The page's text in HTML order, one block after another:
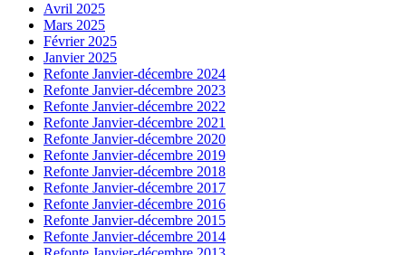
Avril 2025
Mars 2025
Février 2025
Janvier 2025
Refonte Janvier-décembre 2024
Refonte Janvier-décembre 2023
Refonte Janvier-décembre 2022
Refonte Janvier-décembre 2021
Refonte Janvier-décembre 2020
Refonte Janvier-décembre 2019
Refonte Janvier-décembre 2018
Refonte Janvier-décembre 2017
Refonte Janvier-décembre 2016
Refonte Janvier-décembre 2015
Refonte Janvier-décembre 2014